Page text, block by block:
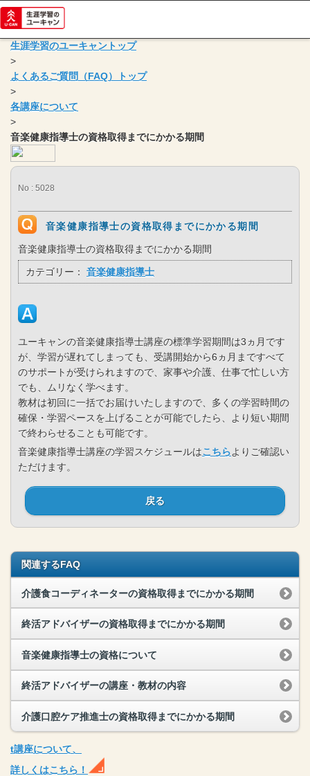
生涯学習のユーキャントップ
>
よくあるご質問（FAQ）トップ
>
各講座について
>
音楽健康指導士の資格取得までにかかる期間
No : 5028
音楽健康指導士の資格取得までにかかる期間
音楽健康指導士の資格取得までにかかる期間
カテゴリー： 音楽健康指導士
ユーキャンの音楽健康指導士講座の標準学習期間は3ヵ月です
が、学習が遅れてしまっても、受講開始から6ヵ月まですべて
のサポートが受けられますので、家事や介護、仕事で忙しい方
でも、ムリなく学べます。
教材は初回に一括でお届けいたしますので、多くの学習時間の
確保・学習ペースを上げることが可能でしたら、より短い期間
で終わらせることも可能です。
音楽健康指導士講座の学習スケジュールはこちらよりご確認い
ただけます。
戻る
関連するFAQ
介護食コーディネーターの資格取得までにかかる期間
終活アドバイザーの資格取得までにかかる期間
音楽健康指導士の資格について
終活アドバイザーの講座・教材の内容
介護口腔ケア推進士の資格取得までにかかる期間
t講座について、
詳しくはこちら！